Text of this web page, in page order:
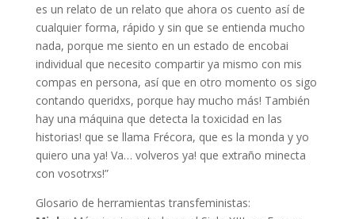
es un relato de un relato que ahora os cuento así de
cualquier forma, rápido y sin que se entienda mucho
nada, porque me siento en un estado de encobai
individual que necesito compartir ya mismo con mis
compas en persona, así que en otro momento os sigo
contando queridxs, porque hay mucho más! También
hay una máquina que detecta la toxicidad en las
historias! que se llama Frécora, que es la monda y yo
quiero una ya! Va… volveros ya! que extraño minecta
con vosotrxs!”
Glosario de herramientas transfeministas: